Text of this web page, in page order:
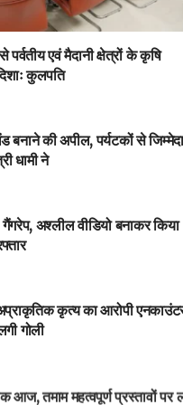
एवं मैदानी क्षेत्रों के कृषि
कुलपति
बनाने की अपील, पर्यटकों से
धामी ने
अश्लील वीडियो बनाकर किया
कृत्य का आरोपी
गोली
आज, तमाम महत्वपूर्ण प्रस्तावों पर